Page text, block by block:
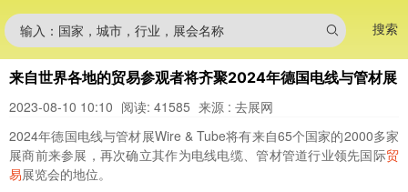
输入：国家，城市，行业，展会名称 搜索
来自世界各地的贸易参观者将齐聚2024年德国电线与管材展
2023-08-10 10:10 阅读: 41585 来源 : 去展网
2024年德国电线与管材展Wire & Tube将有来自65个国家的2000多家
展商前来参展，再次确立其作为电线电缆、管材管道行业领先国际贸
易展览会的地位。